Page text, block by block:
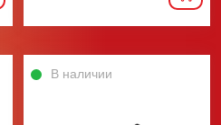
В наличии